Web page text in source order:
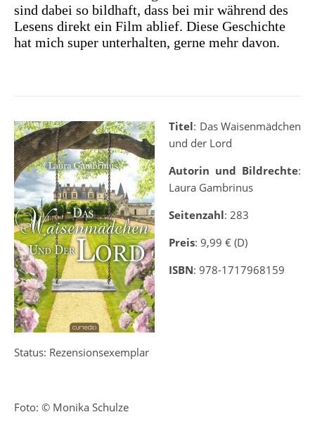
sind dabei so bildhaft, dass bei mir während des
Lesens direkt ein Film ablief. Diese Geschichte
hat mich super unterhalten, gerne mehr davon.
Titel: Das Waisenmädchen
und der Lord
Autorin und Bildrechte:
Laura Gambrinus
Seitenzahl: 283
Preis: 9,99 € (D)
ISBN: 978-1717968159
Status: Rezensionsexemplar
Foto: © Monika Schulze